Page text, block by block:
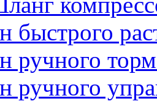
быстрого
ручного
ручного